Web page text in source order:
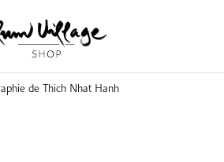
de Thich Nhat Hanh